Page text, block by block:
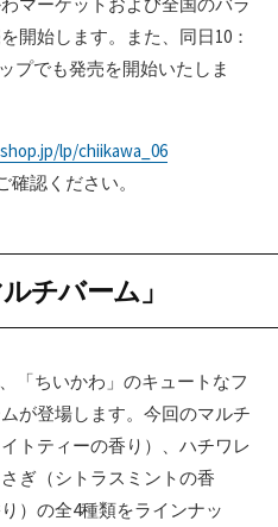
開始します。また、同日10：
プでも発売を開始いたしま
lp/chiikawa_06
認ください。
チバーム」
「ちいかわ」のキュートなフ
が登場します。今回のマルチ
トティーの香り）、ハチワレ
ぎ（シトラスミントの香
）の全4種類をラインナッ